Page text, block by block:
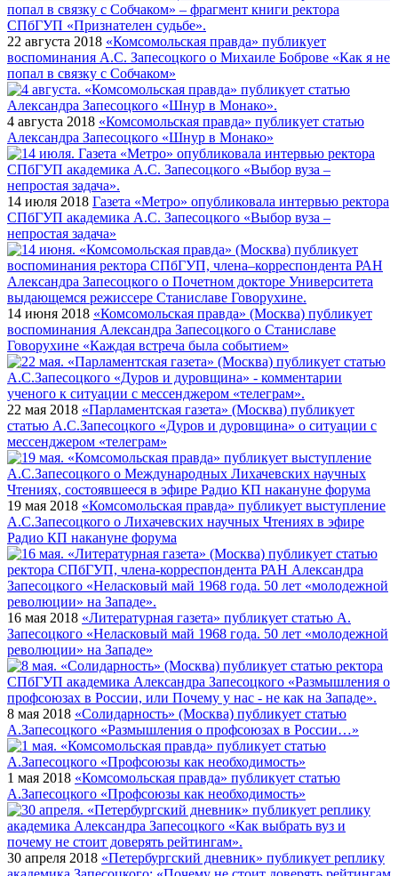
22 августа 2018 «Комсомольская правда» публикует
воспоминания А.С. Запесоцкого о Михаиле Боброве «Как я не
попал в связку с Собчаком»
4 августа 2018 «Комсомольская правда» публикует статью
Александра Запесоцкого «Шнур в Монако»
14 июля 2018 Газета «Метро» опубликовала интервью ректора
СПбГУП академика А.С. Запесоцкого «Выбор вуза –
непростая задача»
14 июня 2018 «Комсомольская правда» (Москва) публикует
воспоминания Александра Запесоцкого о Станиславе
Говорухине «Каждая встреча была событием»
22 мая 2018 «Парламентская газета» (Москва) публикует
статью А.С.Запесоцкого «Дуров и дуровщина» о ситуации с
мессенджером «телеграм»
19 мая 2018 «Комсомольская правда» публикует выступление
А.С.Запесоцкого о Лихачевских научных Чтениях в эфире
Радио КП накануне форума
16 мая 2018 «Литературная газета» публикует статью А.
Запесоцкого «Неласковый май 1968 года. 50 лет «молодежной
революции» на Западе»
8 мая 2018 «Солидарность» (Москва) публикует статью
А.Запесоцкого «Размышления о профсоюзах в России…»
1 мая 2018 «Комсомольская правда» публикует статью
А.Запесоцкого «Профсоюзы как необходимость»
30 апреля 2018 «Петербургский дневник» публикует реплику